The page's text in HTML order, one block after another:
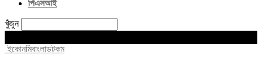
পিএসআই
খুঁজুন
ইকোনমিবাংলাডটকম